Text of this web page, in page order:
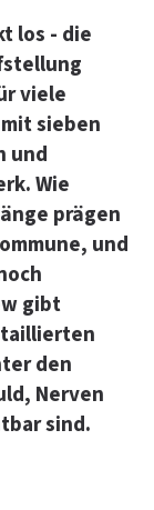
los - die
viele
sieben
und
Wie
prägen
und
gibt
den
Nerven
sind.